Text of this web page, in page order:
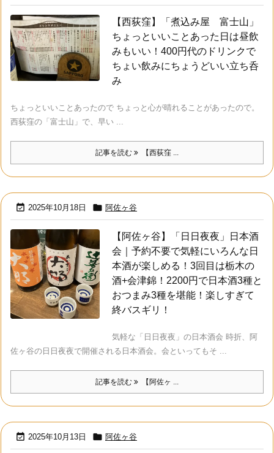
【西荻窪】「煮込み屋 富士山」
ちょっといいことあった日は昼飲
みもいい！400円代のドリンクで
ちょい飲みにちょうどいい立ち呑
み
ちょっといいことあったので ちょっと心が晴れることがあったので。
西荻窪の「富士山」で、早い ...
記事を読む 【西荻窪 ...
 2025年10月18日  阿佐ヶ谷
【阿佐ヶ谷】「日日夜夜」日本酒
会｜予約不要で気軽にいろんな日
本酒が楽しめる！3回目は栃木の
酒+会津錦！2200円で日本酒3種と
おつまみ3種を堪能！楽しすぎて
終バスギリ！
気軽な「日日夜夜」の日本酒会 時折、阿
佐ヶ谷の日日夜夜で開催される日本酒会。会といってもそ ...
記事を読む 【阿佐ヶ ...
 2025年10月13日  阿佐ヶ谷